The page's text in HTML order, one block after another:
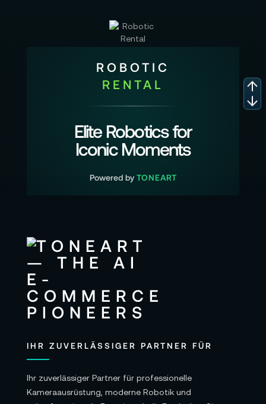
ROBOTIC
RENTAL
Elite Robotics for
Iconic Moments
Powered by TONEART
IHR ZUVERLÄSSIGER PARTNER FÜR
Ihr zuverlässiger Partner für professionelle
Kameraausrüstung, moderne Robotik und